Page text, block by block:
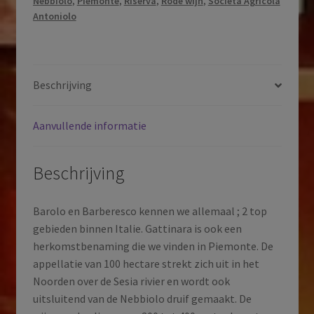
Gattinara
|
|
aantal
Antoniolo
Beschrijving
Aanvullende informatie
Beschrijving
Barolo en Barberesco kennen we allemaal ; 2 top
gebieden binnen Italie. Gattinara is ook een
herkomstbenaming die we vinden in Piemonte. De
appellatie van 100 hectare strekt zich uit in het
Noorden over de Sesia rivier en wordt ook
uitsluitend van de Nebbiolo druif gemaakt. De